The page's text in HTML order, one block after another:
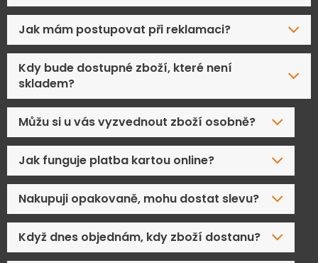
Jak mám postupovat při reklamaci?
Kdy bude dostupné zboží, které není
skladem?
Můžu si u vás vyzvednout zboží osobně?
Jak funguje platba kartou online?
Nakupuji opakovaně, mohu dostat slevu?
Když dnes objednám, kdy zboží dostanu?